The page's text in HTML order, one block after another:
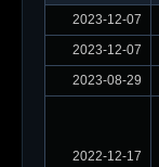
2023-12-07
2023-12-07
2023-08-29
2022-12-17